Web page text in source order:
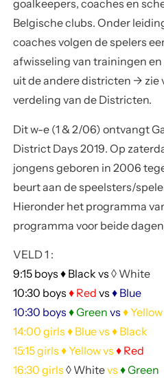
goalkeepers, coaches en
Belgische clubs. Onder
coaches volgen de spelers
afwisseling van trainingen
uit de andere districten -> zie
verdeling van de Districten.
Dit w-e (1 & 2/06) ontvangt
District Days 2019. Op
jongens geboren in 2006
beurt aan de speelsters/
Hieronder het programma
programma voor beide
VELD 1 :
9:15 boys ♦ Black vs ◊ White
10:30 boys ♦ Red vs ♦ Blue
10:30 boys ♦ Green vs ♦ Yellow
14:00 girls ♦ Bluevs ♦ Black
15:15 girls ♦ Yellowvs ♦ Red
16:30 girls ◊ Whitevs ♦ Green